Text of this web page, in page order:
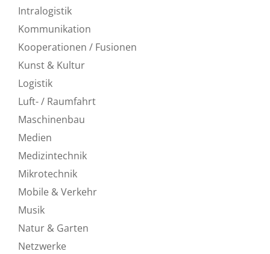
Intralogistik
Kommunikation
Kooperationen / Fusionen
Kunst & Kultur
Logistik
Luft- / Raumfahrt
Maschinenbau
Medien
Medizintechnik
Mikrotechnik
Mobile & Verkehr
Musik
Natur & Garten
Netzwerke